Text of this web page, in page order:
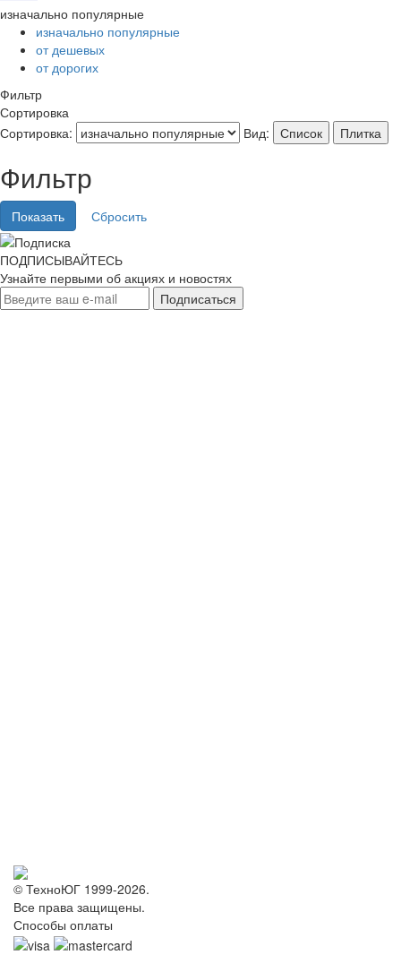
изначально популярные
изначально популярные
от дешевых
от дорогих
Фильтр
Сортировка
Сортировка:
Вид: Список Плитка
Фильтр
ПОДПИСЫВАЙТЕСЬ
Узнайте первыми об акциях и новостях
Подписаться
© ТехноЮГ 1999-2026.
Все права защищены.
Способы оплаты